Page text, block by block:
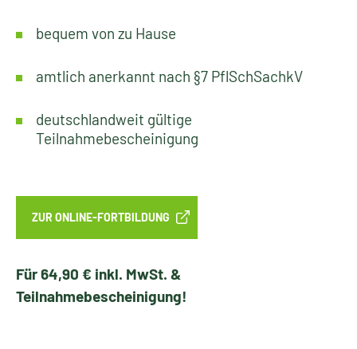
bequem von zu Hause
amtlich anerkannt nach §7 PflSchSachkV
deutschlandweit gültige
Teilnahmebescheinigung
ZUR ONLINE-FORTBILDUNG
Für 64,90 € inkl. MwSt. &
Teilnahmebescheinigung!